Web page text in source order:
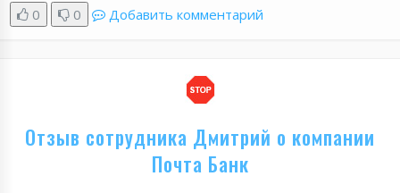
0 0 Добавить комментарий
Отзыв сотрудника Дмитрий о компании
Почта Банк